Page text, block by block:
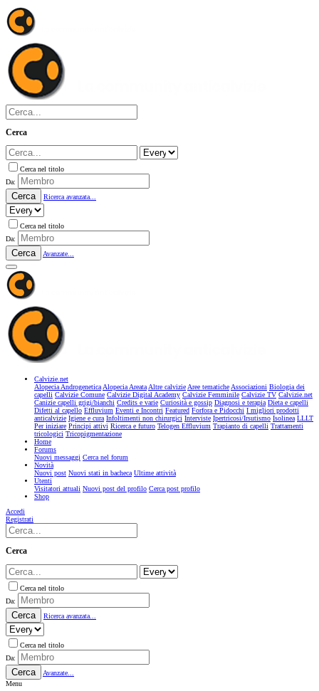
Cerca
Cerca nel titolo
Da:
Cerca Ricerca avanzata...
Cerca nel titolo
Da:
Cerca Avanzate...
Calvizie.net
Alopecia AndrogeneticaAlopecia AreataAltre calvizieAree tematicheAssociazioni Biologia dei
capelli Calvizie Comune Calvizie Digital Academy Calvizie Femminile Calvizie TV Calvizie.net
Canizie capelli grigi/bianchi Credits e varie Curiosità e gossip Diagnosi e terapia Dieta e capelli
Difetti al capello Effluvium Eventi e Incontri Featured Forfora e Pidocchi I migliori prodotti
anticalvizie Igiene e cura Infoltimenti non chirurgici Interviste Ipertricosi/Irsutismo Isolinea LLLT
Per iniziare Principi attivi Ricerca e futuro Telogen Effluvium Trapianto di capelli Trattamenti
tricologici Tricopigmentazione
Home
Forums
Nuovi messaggi Cerca nel forum
Novità
Nuovi post Nuovi stati in bacheca Ultime attività
Utenti
Visitatori attuali Nuovi post del profilo Cerca post profilo
Shop
Accedi
Registrati
Cerca
Cerca nel titolo
Da:
Cerca Ricerca avanzata...
Cerca nel titolo
Da:
Cerca
Avanzate...
Menu